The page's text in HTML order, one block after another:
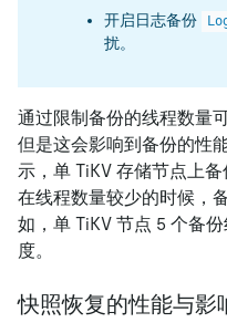
开启日志备份
扰。
通过限制备份的线程数量
但是这会影响到备份的性
示，单 TiKV 存储节点上
在线程数量较少的时候，
如，单 TiKV 节点 5 个备
度。
快照恢复的性能与影